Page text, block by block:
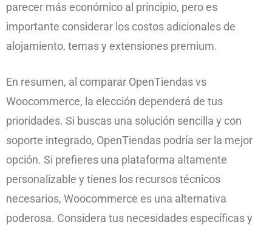
parecer más económico al principio, pero es
importante considerar los costos adicionales de
alojamiento, temas y extensiones premium.
En resumen, al comparar OpenTiendas vs
Woocommerce, la elección dependerá de tus
prioridades. Si buscas una solución sencilla y con
soporte integrado, OpenTiendas podría ser la mejor
opción. Si prefieres una plataforma altamente
personalizable y tienes los recursos técnicos
necesarios, Woocommerce es una alternativa
poderosa. Considera tus necesidades específicas y